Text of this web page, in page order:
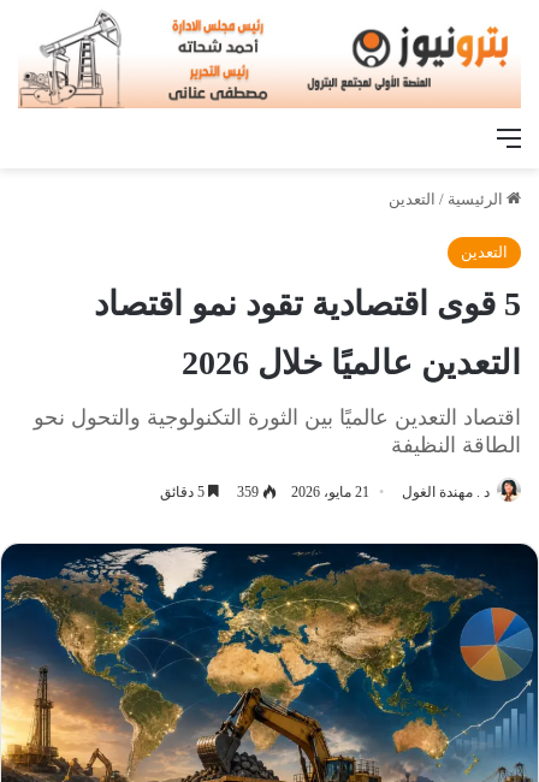
القائمة
الرئيسية / التعدين
التعدين
5 قوى اقتصادية تقود نمو اقتصاد
التعدين عالميًا خلال 2026
اقتصاد التعدين عالميًا بين الثورة التكنولوجية والتحول نحو
الطاقة النظيفة
د . مهندة الغول 21 مايو، 2026 359